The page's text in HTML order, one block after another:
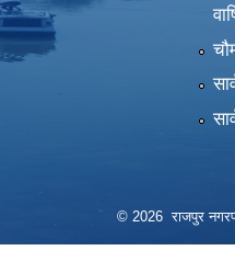
© 2026 राजपुर